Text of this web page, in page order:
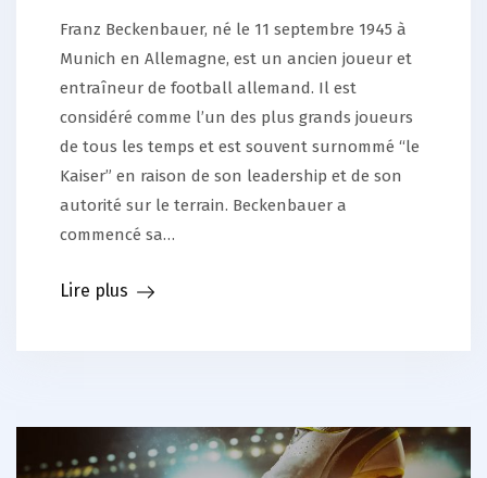
Franz Beckenbauer, né le 11 septembre 1945 à
Munich en Allemagne, est un ancien joueur et
entraîneur de football allemand. Il est
considéré comme l’un des plus grands joueurs
de tous les temps et est souvent surnommé “le
Kaiser” en raison de son leadership et de son
autorité sur le terrain. Beckenbauer a
commencé sa…
Lire plus